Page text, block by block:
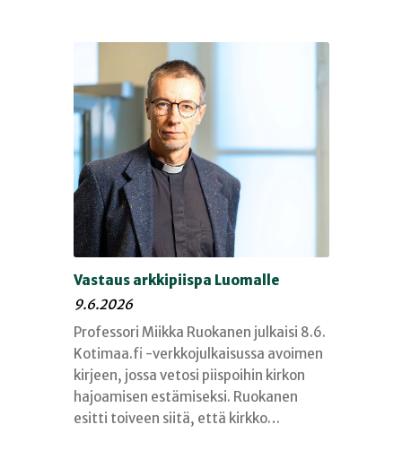
Vastaus arkkipiispa Luomalle
9.6.2026
Professori Miikka Ruokanen julkaisi 8.6.
Kotimaa.fi -verkkojulkaisussa avoimen
kirjeen, jossa vetosi piispoihin kirkon
hajoamisen estämiseksi. Ruokanen
esitti toiveen siitä, että kirkko…